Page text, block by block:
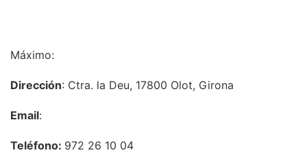
Máximo:
Dirección: Ctra. la Deu, 17800 Olot, Girona
Email:
Teléfono: 972 26 10 04